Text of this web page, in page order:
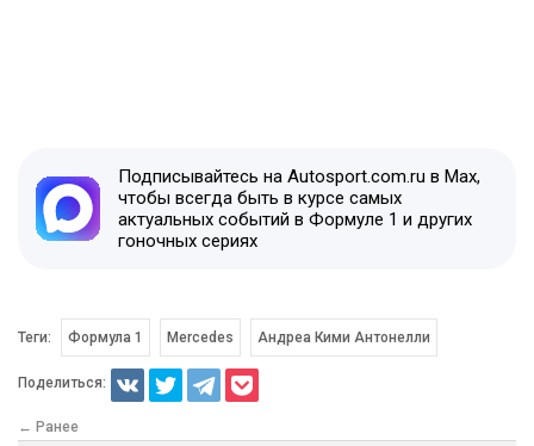
Подписывайтесь на Autosport.com.ru в Max,
чтобы всегда быть в курсе самых
актуальных событий в Формуле 1 и других
гоночных сериях
Теги: Формула 1 Mercedes Андреа Кими Антонелли
Поделиться:
← Ранее